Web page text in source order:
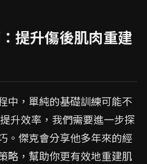
提升傷後肌肉重建
中，單純的基礎訓練可能不
升效率，我們需要進一步探
。傑克會分享他多年來的經
略，幫助你更有效地重建肌